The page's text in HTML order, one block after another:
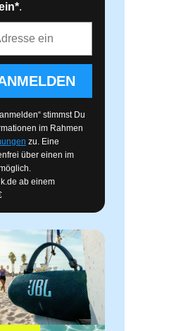
.
stimmst Du
im Rahmen
zu. Eine
über einen im
ab einem